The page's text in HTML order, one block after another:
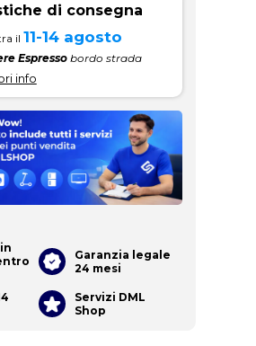
di consegna
il 11-14 agosto
Espressobordo strada
info
Garanzia legale
24 mesi
Servizi DML
Shop